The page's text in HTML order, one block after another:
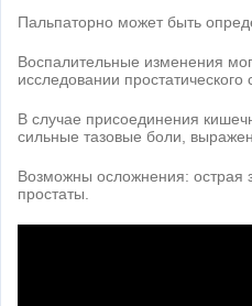
Пальпаторно может быть
Воспалительные изменения
исследовании простатического
В случае присоединения
сильные тазовые боли,
Возможны осложнения: острая
простаты.